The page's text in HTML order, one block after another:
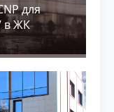
для
в ЖК